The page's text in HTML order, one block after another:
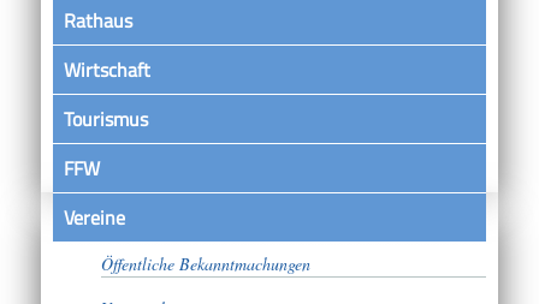
Rathaus
Wirtschaft
Tourismus
FFW
VereineSatzungen
Öffentliche Bekanntmachungen